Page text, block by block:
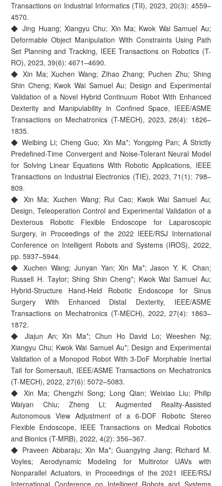
Transactions on Industrial Informatics (TII), 2023, 20(3): 4559–
4570.
◆ Jing Huang; Xiangyu Chu; Xin Ma; Kwok Wai Samuel Au;
Deformable Object Manipulation With Constraints Using Path
Set Planning and Tracking, IEEE Transactions on Robotics (T-
RO), 2023, 39(6): 4671–4690.
◆ Xin Ma; Xuchen Wang; Zihao Zhang; Puchen Zhu; Shing
Shin Cheng; Kwok Wai Samuel Au; Design and Experimental
Validation of a Novel Hybrid Continuum Robot With Enhanced
Dexterity and Manipulability in Confined Space, IEEE/ASME
Transactions on Mechatronics (T-MECH), 2023, 28(4): 1826–
1835.
◆ Weibing Li; Cheng Guo; Xin Ma*; Yongping Pan; A Strictly
Predefined-Time Convergent and Noise-Tolerant Neural Model
for Solving Linear Equations With Robotic Applications, IEEE
Transactions on Industrial Electronics (TIE), 2023, 71(1): 798–
809.
◆ Xin Ma; Xuchen Wang; Rui Cao; Kwok Wai Samuel Au;
Design, Teleoperation Control and Experimental Validation of a
Dexterous Robotic Flexible Endoscope for Laparoscopic
Surgery, in Proceedings of the 2022 IEEE/RSJ International
Conference on Intelligent Robots and Systems (IROS), 2022,
pp. 5937–5944.
◆ Xuchen Wang; Junyan Yan; Xin Ma*; Jason Y. K. Chan;
Russell H. Taylor; Shing Shin Cheng*; Kwok Wai Samuel Au;
Hybrid-Structure Hand-Held Robotic Endoscope for Sinus
Surgery With Enhanced Distal Dexterity, IEEE/ASME
Transactions on Mechatronics (T-MECH), 2022, 27(4): 1863–
1872.
◆ Jiajun An; Xin Ma*; Chun Ho David Lo; Weeshen Ng;
Xiangyu Chu; Kwok Wai Samuel Au*; Design and Experimental
Validation of a Monopod Robot With 3-DoF Morphable Inertial
Tail for Somersault, IEEE/ASME Transactions on Mechatronics
(T-MECH), 2022, 27(6): 5072–5083.
◆ Xin Ma; Chengzhi Song; Long Qian; Weixiao Liu; Philip
Waiyan Chiu; Zheng Li; Augmented Reality-Assisted
Autonomous View Adjustment of a 6-DOF Robotic Stereo
Flexible Endoscope, IEEE Transactions on Medical Robotics
and Bionics (T-MRB), 2022, 4(2): 356–367.
◆ Praveen Abbaraju; Xin Ma*; Guangying Jiang; Richard M.
Voyles; Aerodynamic Modeling for Multirotor UAVs with
Nonparallel Actuators, in Proceedings of the 2021 IEEE/RSJ